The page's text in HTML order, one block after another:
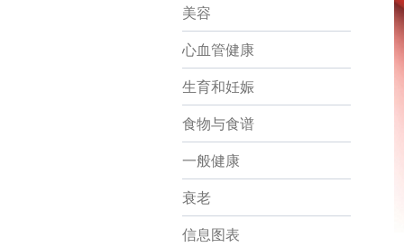
美容
心血管健康
生育和妊娠
食物与食谱
一般健康
衰老
信息图表